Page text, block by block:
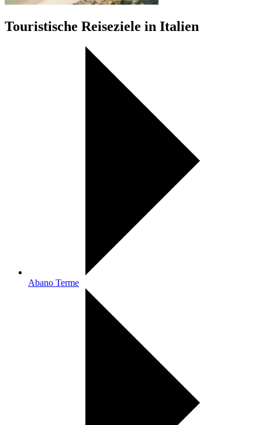
Touristische Reiseziele in Italien
Abano Terme